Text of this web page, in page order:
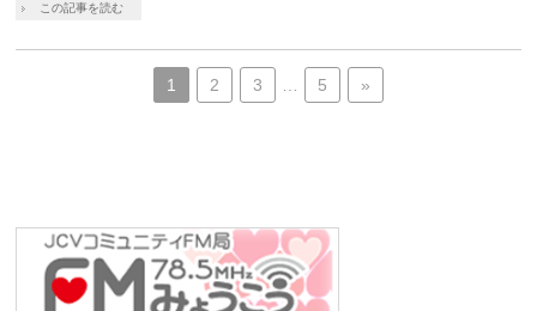
この記事を読む
1 2 3 5 »